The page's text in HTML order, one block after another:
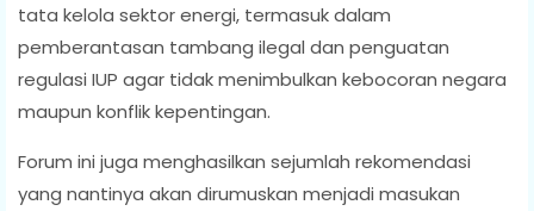
tata kelola sektor energi, termasuk dalam
pemberantasan tambang ilegal dan penguatan
regulasi IUP agar tidak menimbulkan kebocoran negara
maupun konflik kepentingan.
Forum ini juga menghasilkan sejumlah rekomendasi
yang nantinya akan dirumuskan menjadi masukan